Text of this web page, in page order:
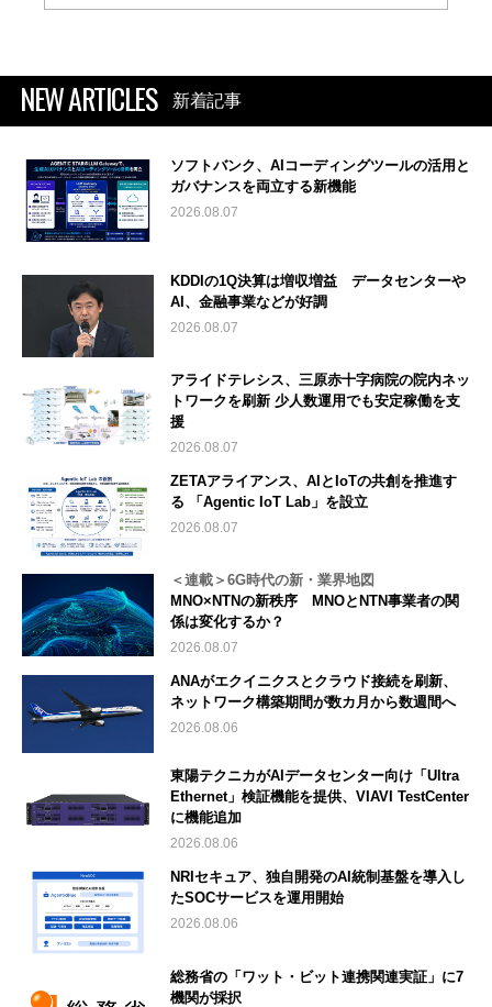
NEW ARTICLES 新着記事
ソフトバンク、AIコーディングツールの活用と
ガバナンスを両立する新機能
2026.08.07
KDDIの1Q決算は増収増益 データセンターや
AI、金融事業などが好調
2026.08.07
アライドテレシス、三原赤十字病院の院内ネッ
トワークを刷新 少人数運用でも安定稼働を支
援
2026.08.07
ZETAアライアンス、AIとIoTの共創を推進す
る 「Agentic IoT Lab」を設立
2026.08.07
＜連載＞6G時代の新・業界地図
MNO×NTNの新秩序 MNOとNTN事業者の関
係は変化するか？
2026.08.07
ANAがエクイニクスとクラウド接続を刷新、
ネットワーク構築期間が数カ月から数週間へ
2026.08.06
東陽テクニカがAIデータセンター向け「Ultra
Ethernet」検証機能を提供、VIAVI TestCenter
に機能追加
2026.08.06
NRIセキュア、独自開発のAI統制基盤を導入し
たSOCサービスを運用開始
2026.08.06
総務省の「ワット・ビット連携関連実証」に7
機関が採択